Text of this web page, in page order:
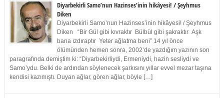
Diyarbekirli Samo’nun Hazinses’inin hikâyesi! / Şeyhmus
Diken
Diyarbekirli Samo’nun Hazinses’inin hikâyesi! / Şeyhmus
Diken “Bir Gül gibi kıvraktır Bülbül gibi şakraktır Aşk
bana ızdıraptır Yeter ağlatma beni” 14 yıl önce
ölümünden hemen sonra, 2002’de yazdığım yazının son
paragrafında demiştim ki: “Diyarbekirliydi, Ermeniydi, hazin sesliydi ve
Samo’ydu. Belki de ardından söylenecek şarkısını yıllar evvel mezar taşına
kendisi kazımıştı. Duyan ağlar, gören ağlar, böyle […]